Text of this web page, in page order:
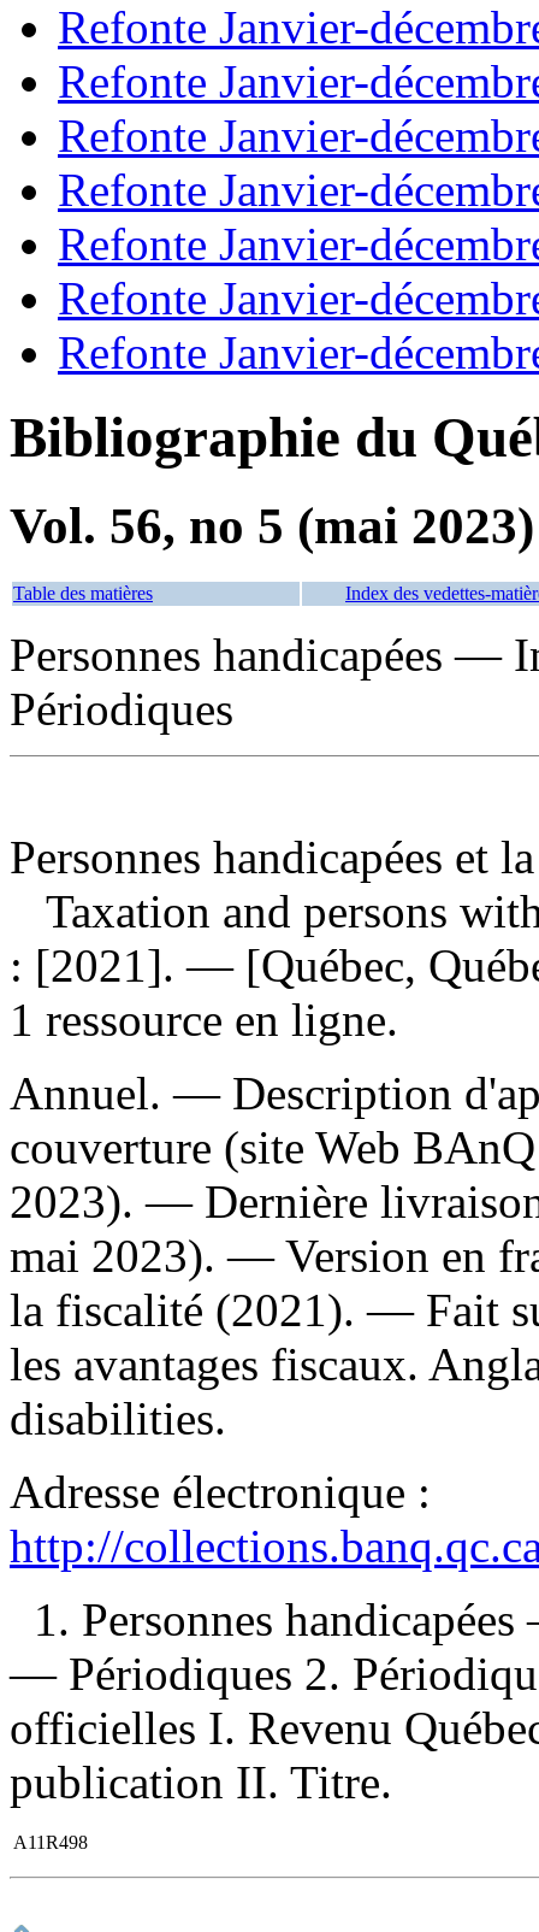
Refonte Janvier-
Refonte Janvier-
Refonte Janvier-
Refonte Janvier-
Refonte Janvier-
Refonte Janvier-
Refonte Janvier-
Bibliographie du
Vol. 56, no 5 (mai 2023)
Table des matières Index des vedettes-
Personnes handicapées
Périodiques
Personnes handicapées et
Taxation and persons
: [2021]. — [Québec,
1 ressource en ligne.
Annuel. — Description
couverture (site Web
2023). — Dernière
mai 2023). —Version en
la fiscalité (2021). — Fait
les avantages fiscaux.
disabilities.
Adresse électronique :
http://
1. Personnes
— Périodiques 2.
officielles I. Revenu
publication II. Titre.
A11R498